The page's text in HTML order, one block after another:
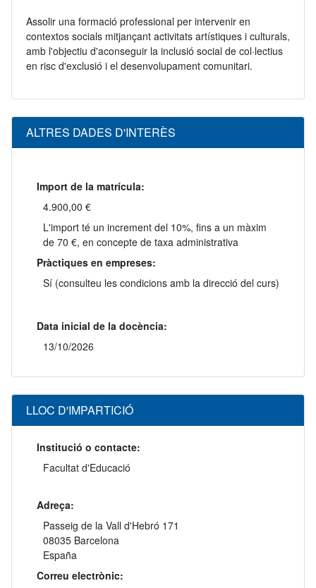
Assolir una formació professional per intervenir en
contextos socials mitjançant activitats artístiques i culturals,
amb l'objectiu d'aconseguir la inclusió social de col·lectius
en risc d'exclusió i el desenvolupament comunitari.
ALTRES DADES D'INTERÈS
Import de la matrícula:
4.900,00 €
L'import té un increment del 10%, fins a un màxim
de 70 €, en concepte de taxa administrativa
Pràctiques en empreses:
Sí (consulteu les condicions amb la direcció del curs)
Data inicial de la docència:
13/10/2026
LLOC D'IMPARTICIÓ
Institució o contacte:
Facultat d'Educació
Adreça:
Passeig de la Vall d'Hebró 171
08035 Barcelona
España
Correu electrònic: